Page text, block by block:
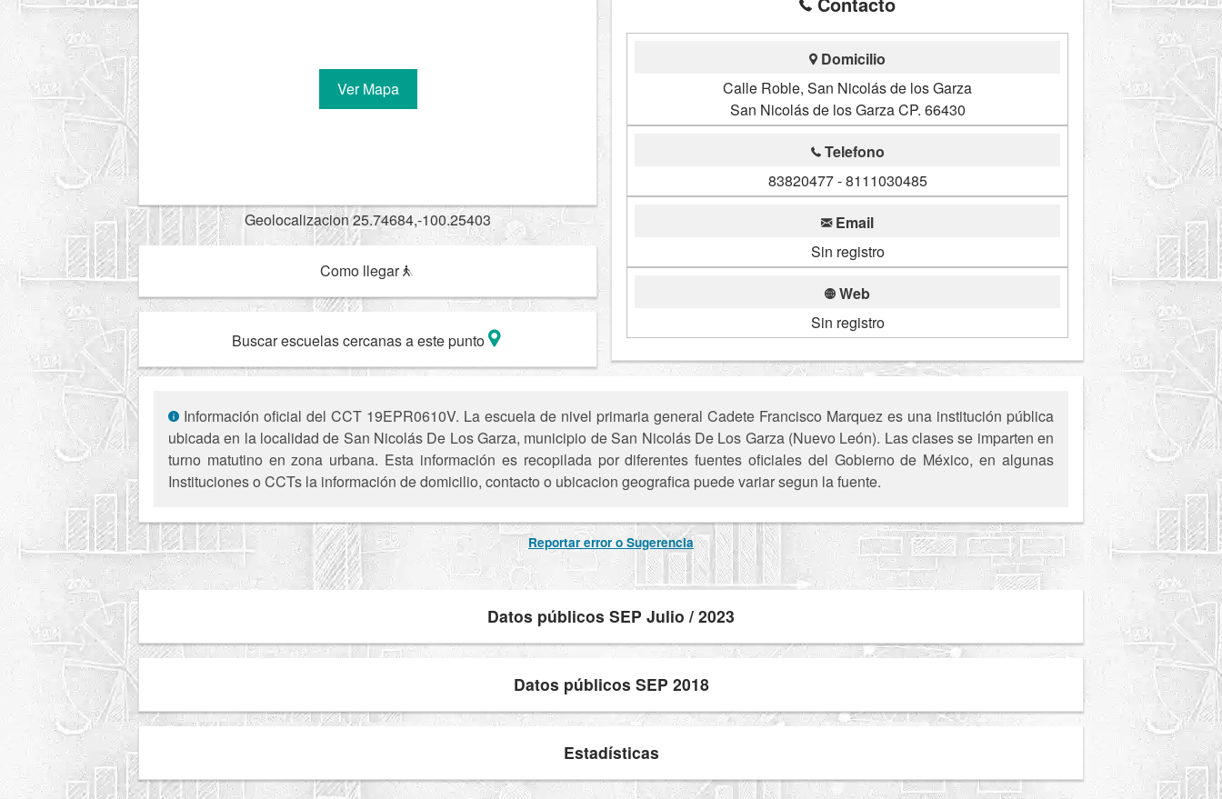
Ver Mapa
Geolocalizacion 25.74684,-100.25403
Como llegar
Buscar escuelas cercanas a este punto
Domicilio
Calle Roble, San Nicolás de los Garza
San Nicolás de los Garza CP. 66430
Telefono
83820477 - 8111030485
Email
Sin registro
Web
Sin registro
Información oficial del CCT 19EPR0610V. La escuela de nivel primaria general Cadete Francisco Marquez es una institución pública
ubicada en la localidad de San Nicolás De Los Garza, municipio de San Nicolás De Los Garza (Nuevo León). Las clases se imparten en
turno matutino en zona urbana. Esta información es recopilada por diferentes fuentes oficiales del Gobierno de México, en algunas
Instituciones o CCTs la información de domicilio, contacto o ubicacion geografica puede variar segun la fuente.
Reportar error o Sugerencia
Datos públicos SEP Julio / 2023
Datos públicos SEP 2018
Estadísticas